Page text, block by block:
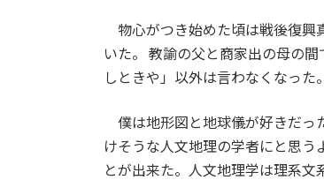
物心がつき始めた頃は戦後復興
いた。 教諭の父と商家出の母の
しときや」以外は言わなくなった。
僕は地形図と地球儀が好きだっ
けそうな人文地理の学者にと思
とが出来た。人文地理学は理系